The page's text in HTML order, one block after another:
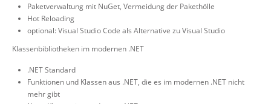
Paketverwaltung mit NuGet, Vermeidung der Pakethölle
Hot Reloading
optional: Visual Studio Code als Alternative zu Visual Studio
Klassenbibliotheken im modernen .NET
.NET Standard
Funktionen und Klassen aus .NET, die es im modernen .NET nicht
mehr gibt